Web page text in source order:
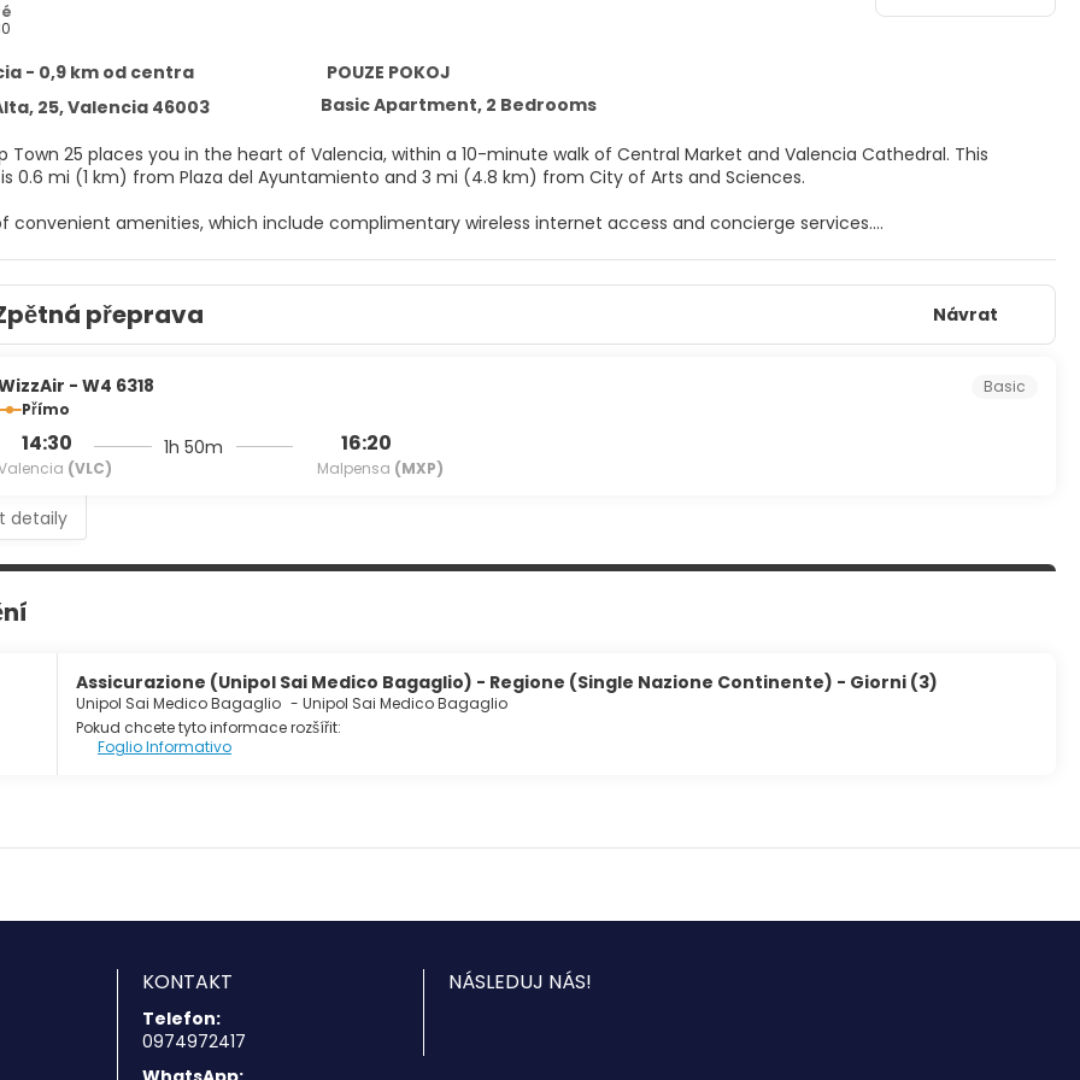
- 0,9 km od centra
POUZE POKOJ
25, Valencia 46003
Basic Apartment, 2 Bedrooms
Town 25 places you in the heart of Valencia, within a 10-minute walk of Central Market and Valencia Cathedral. This
0.6 mi (1 km) from Plaza del Ayuntamiento and 3 mi (4.8 km) from City of Arts and Sciences.
convenient amenities, which include complimentary wireless internet access and concierge services.
with digital programming provide entertainment, while complimentary wireless internet access keeps you
Conveniences include desks and separate sitting areas, and housekeeping is provided on request.
přeprava Návrat
- W4 6318
Přímo
14:30
(VLC)
1h 50m 16:20
Malpensa (MXP)
Basic
detaily
Assicurazione (Unipol Sai Medico Bagaglio) - Regione (Single Nazione Continente) - Giorni (3)
Unipol Sai Medico Bagaglio - Unipol Sai Medico Bagaglio
Pokud chcete tyto informace rozšířit:
Foglio Informativo
KONTAKT
Telefon:
0974972417
NÁSLEDUJ NÁS!